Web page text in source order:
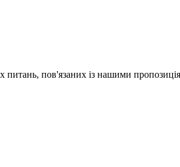
питань, пов'язаних із нашими